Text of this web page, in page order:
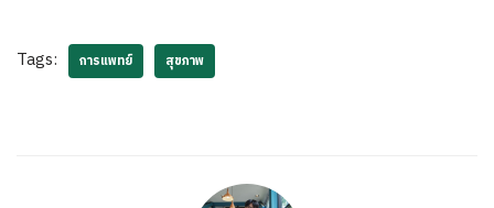
Tags: การแพทย์ สุขภาพ